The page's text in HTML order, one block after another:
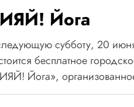
Йога
субботу, 20
бесплатное
Йога»,